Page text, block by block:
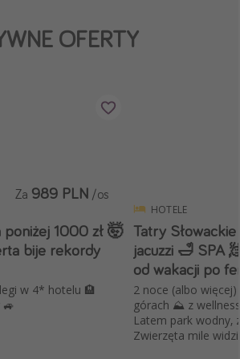
porady podróżnicze
podróżnicze
OFERTY
poniżej 1000 zł 🤯
bije rekordy
w 4* hotelu 🏨
Za 989 PLN /os
HOTELE
Tatry
jacuzzi 🛁 SPA 🧖 i wyżywieniem 🍴
od wakacji po
2 noce (albo
górach ⛰️ z
Latem park wodny,
Zwierzęta mile